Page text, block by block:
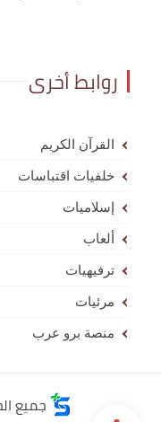
روابط أخرى
القرآن الكريم
خلفيات اقتباسات
إسلاميات
ألعاب
ترفيهيات
مرئيات
منصة برو عرب
جميع